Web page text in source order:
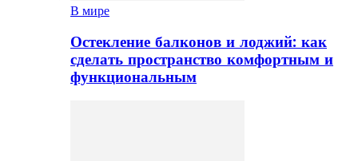
В мире
Остекление балконов и лоджий: как
сделать пространство комфортным и
функциональным